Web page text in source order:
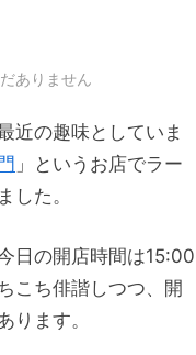
ありません
近の趣味としていま
」というお店でラー
した。
日の開店時間は15:00
こち俳諧しつつ、開
ります。